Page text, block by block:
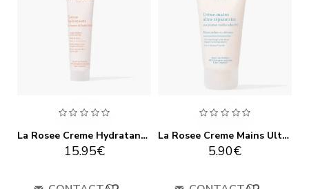
La Rosee Creme Hydratante Karite
15.95€
La Rosee Creme Mains Ultra- Reparatrice
5.90€